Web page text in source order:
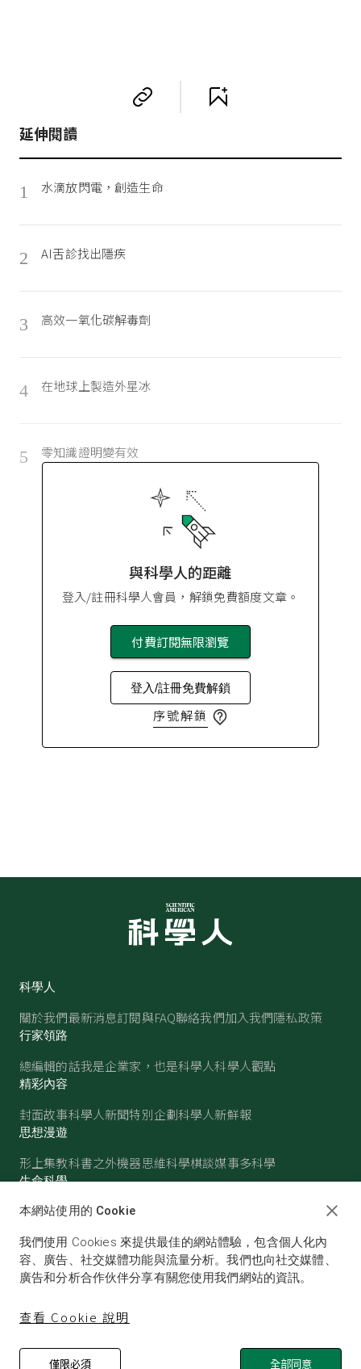
延伸閱讀
1 水滴放閃電，創造生命
2 AI舌診找出隱疾
3 高效一氧化碳解毒劑
4 在地球上製造外星冰
5 零知識證明變有效
與科學人的距離
登入/註冊科學人會員，解鎖免費額度文章。
付費訂閱無限瀏覽
登入/註冊免費解鎖
序號解鎖
科學人
關於我們最新消息訂閱與FAQ聯絡我們加入我們隱私政策
行家領路
總編輯的話我是企業家，也是科學人科學人觀點
精彩內容
封面故事科學人新聞特別企劃科學人新鮮報
思想漫遊
形上集教科書之外機器思維科學棋談媒事多科學
生命科學
醫學古生物心理學生態學
物理 化學地球科學天文
© SCIENTIFIC AMERICAN, A DIVISION OF NATURE
本網站使用的 Cookie
我們使用 Cookies 來提供最佳的網站體驗，包含個人化內
容、廣告、社交媒體功能與流量分析。我們也向社交媒體、
廣告和分析合作伙伴分享有關您使用我們網站的資訊。
查看 Cookie 說明
僅限必須 全部同意